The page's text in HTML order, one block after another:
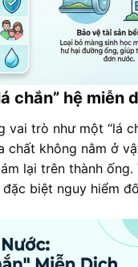
chắn” hệ miễn
trò như một “lá
chất không nằm ở
lại trên thành
biệt nguy hiểm